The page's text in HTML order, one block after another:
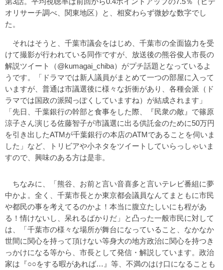
オリサーチ調べ、関東地区）と、相変わらず微妙な数字でし
た。
それはそうと、千葉市議会をはじめ、千葉市の全面協力を受
けて撮影が行われている同作ですが、放送後の熊谷俊人市長の
解説ツイート（@kumagai_chiba）がプチ話題となっているよ
うです。「ドラマでは新人議員がまとめて一つの部屋に入って
いますが、普通は市議選後に様々な折衝があり、各種会派（ド
ラマでは国政の派閥っぽくしていますね）が結成されます」
「先日、千葉銀行の幹部と食事をした際、『民衆の敵』で篠原
涼子さん演じる佐藤智子が市議選に出る供託金のために50万円
を引き出したATMが千葉銀行の本店のATMであることを伺いま
した」など、トリビアや小ネタをツイートしていらっしゃいま
すので、興味のある方は是非。
ちなみに、「熊谷、お前と言い音喜多と言いテレビ番組に夢
中かよ。全く、千葉市長とか東京都会議員なんてまともに市民
や都民の事を考えてるのかよ！本当に腹立たしいにも程があ
る！情けないし、呆れるばかりだ」と凸った一般市民に対して
は、「千葉市の様々な場所が舞台になっていること、なかなか
世間に関心を持って頂けない等身大の地方政治に関心を持つき
っかけになる等から、市長として発信・解説しています。政治
家は『○○をする暇があれば…』等、不満のはけ口になることも